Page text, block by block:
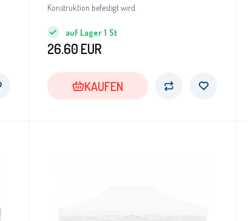
Konstruktion befestigt wird.
auf Lager 1 St
26.60 EUR
KAUFEN